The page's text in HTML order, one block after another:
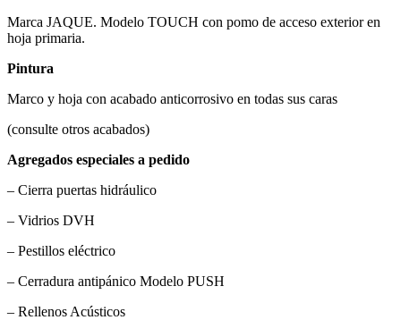
Marca JAQUE. Modelo TOUCH con pomo de acceso exterior en
hoja primaria.
Pintura
Marco y hoja con acabado anticorrosivo en todas sus caras
(consulte otros acabados)
Agregados especiales a pedido
– Cierra puertas hidráulico
– Vidrios DVH
– Pestillos eléctrico
– Cerradura antipánico Modelo PUSH
– Rellenos Acústicos